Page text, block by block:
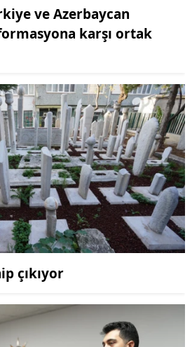
ve Azerbaycan
karşı ortak
çıkıyor